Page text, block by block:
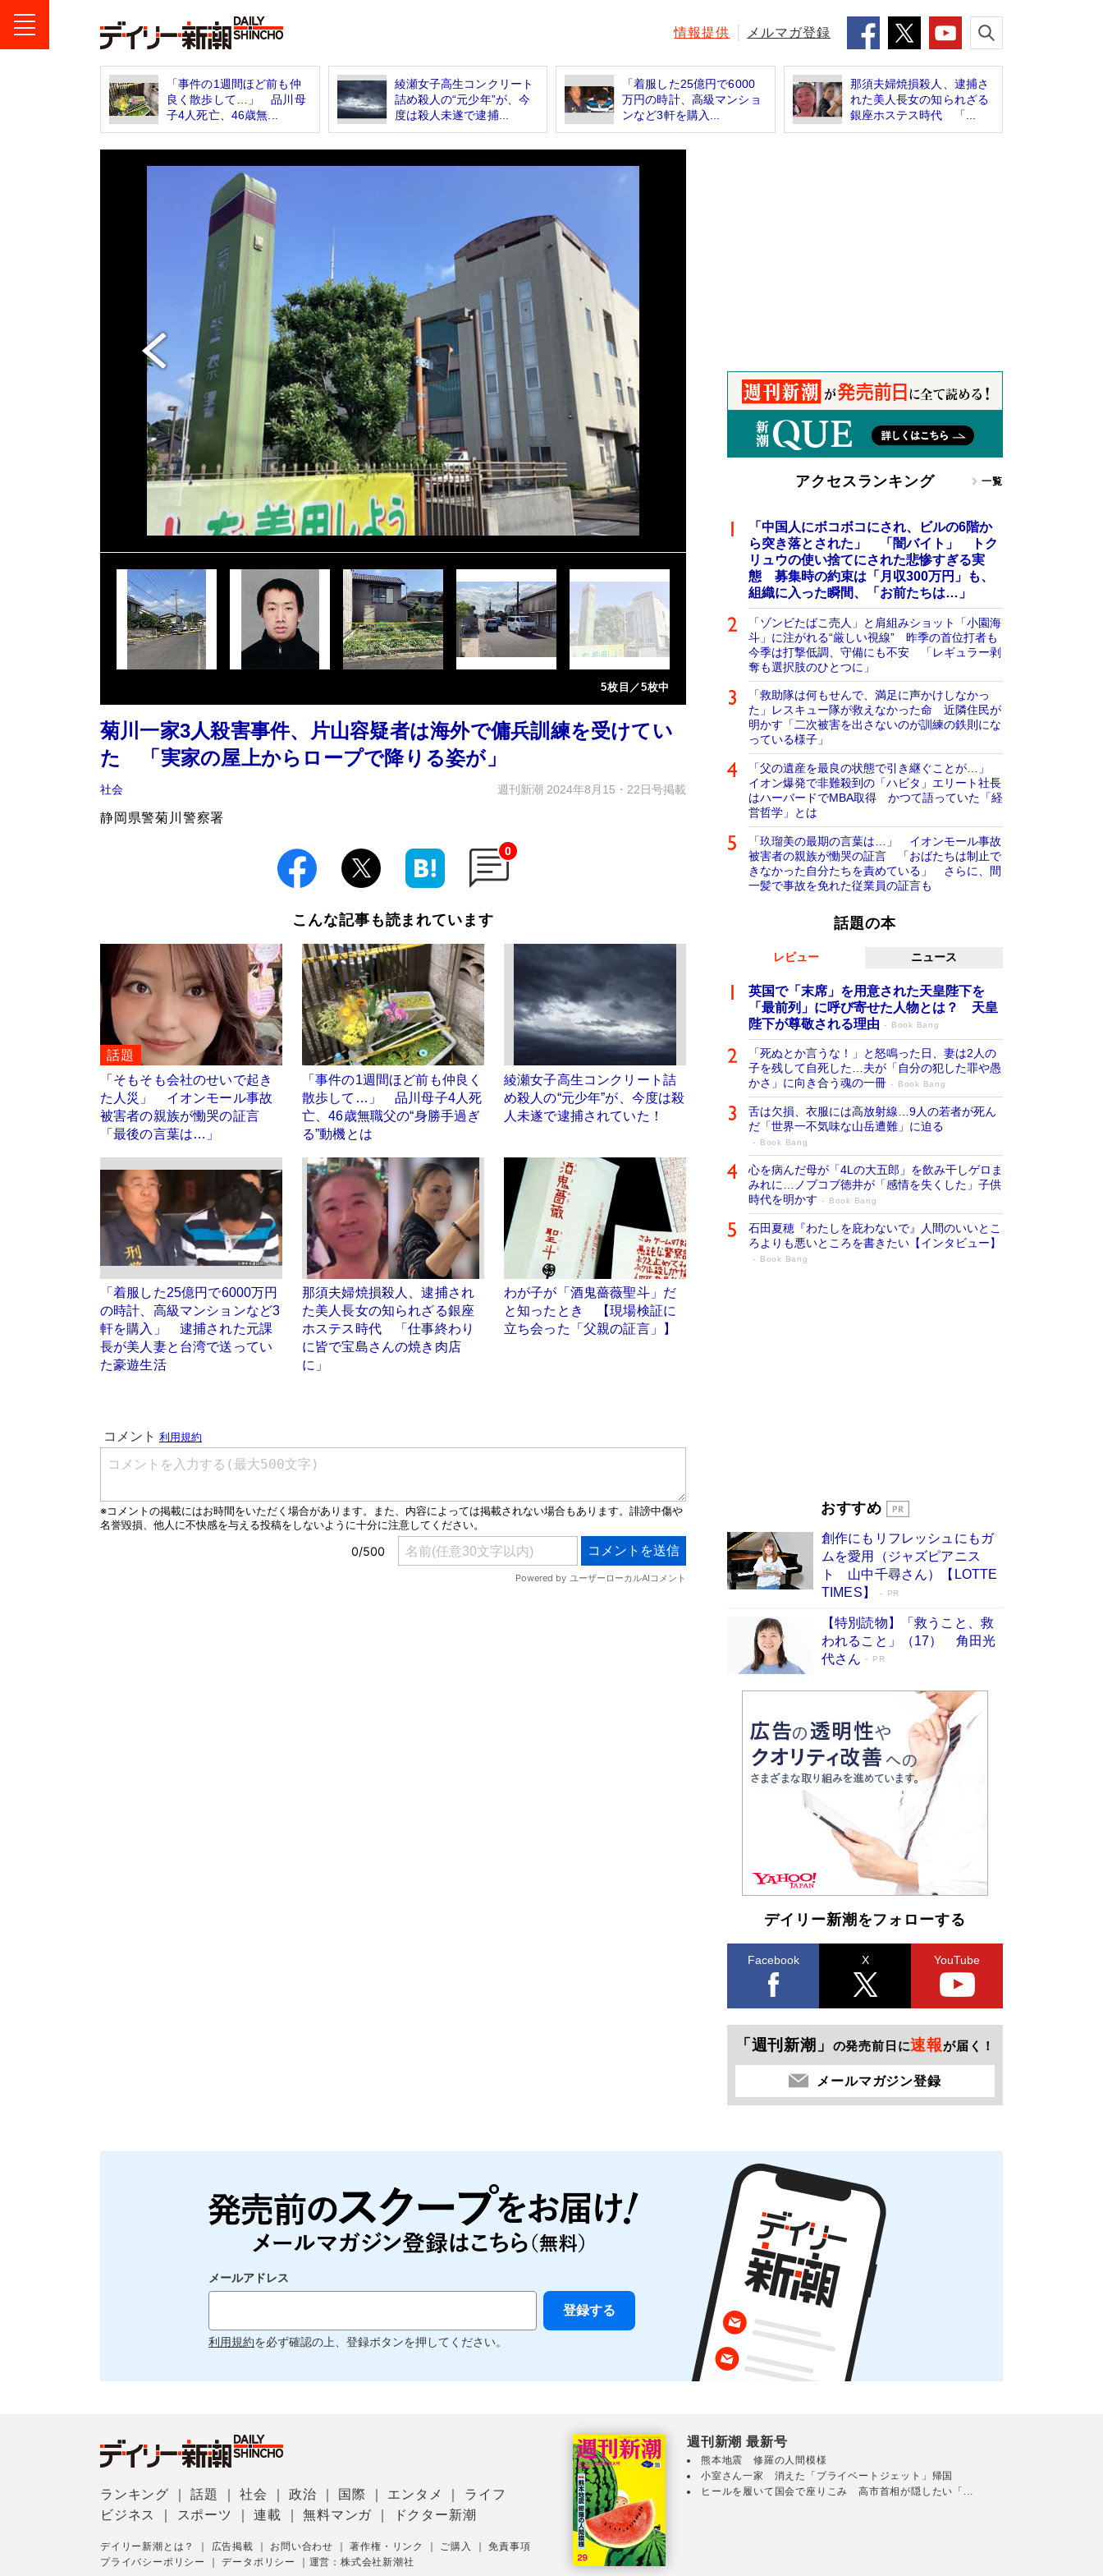
情報提供 メルマガ登録
「事件の1週間ほど前も仲
良く散歩して…」 品川母
子4人死亡、46歳無...
綾瀬女子高生コンクリート
詰め殺人の“元少年”が、今
度は殺人未遂で逮捕...
「着服した25億円で6000
万円の時計、高級マンショ
ンなど3軒を購入...
那須夫婦焼損殺人、逮捕さ
れた美人長女の知られざる
銀座ホステス時代 「...
5枚目／5枚中
菊川一家3人殺害事件、片山容疑者は海外で傭兵訓練を受けてい
た 「実家の屋上からロープで降りる姿が」
社会 週刊新潮 2024年8月15・22日号掲載
静岡県警菊川警察署
0
こんな記事も読まれています
話題
「そもそも会社のせいで起き
た人災」 イオンモール事故
被害者の親族が慟哭の証言
「最後の言葉は…」
「事件の1週間ほど前も仲良く
散歩して…」 品川母子4人死
亡、46歳無職父の“身勝手過ぎ
る”動機とは
綾瀬女子高生コンクリート詰
め殺人の“元少年”が、今度は殺
人未遂で逮捕されていた！
「着服した25億円で6000万円
の時計、高級マンションなど3
軒を購入」 逮捕された元課
長が美人妻と台湾で送ってい
た豪遊生活
那須夫婦焼損殺人、逮捕され
た美人長女の知られざる銀座
ホステス時代 「仕事終わり
に皆で宝島さんの焼き肉店
に」
わが子が「酒鬼薔薇聖斗」だ
と知ったとき 【現場検証に
立ち会った「父親の証言」】
アクセスランキング 一覧
「中国人にボコボコにされ、ビルの6階か
ら突き落とされた」 「闇バイト」 トク
リュウの使い捨てにされた悲惨すぎる実
態 募集時の約束は「月収300万円」も、
組織に入った瞬間、「お前たちは…」
「ゾンビたばこ売人」と肩組みショット「小園海
斗」に注がれる“厳しい視線” 昨季の首位打者も
今季は打撃低調、守備にも不安 「レギュラー剥
奪も選択肢のひとつに」
「救助隊は何もせんで、満足に声かけしなかっ
た」レスキュー隊が救えなかった命 近隣住民が
明かす「二次被害を出さないのが訓練の鉄則にな
っている様子」
「父の遺産を最良の状態で引き継ぐことが…」
イオン爆発で非難殺到の「ハビタ」エリート社長
はハーバードでMBA取得 かつて語っていた「経
営哲学」とは
「玖瑠美の最期の言葉は…」 イオンモール事故
被害者の親族が慟哭の証言 「おばたちは制止で
きなかった自分たちを責めている」 さらに、間
一髪で事故を免れた従業員の証言も
話題の本
レビュー ニュース
英国で「末席」を用意された天皇陛下を
「最前列」に呼び寄せた人物とは？ 天皇
陛下が尊敬される理由
Book Bang
「死ぬとか言うな！」と怒鳴った日、妻は2人の
子を残して自死した…夫が「自分の犯した罪や愚
かさ」に向き合う魂の一冊
Book Bang
舌は欠損、衣服には高放射線…9人の若者が死ん
だ「世界一不気味な山岳遭難」に迫る
Book Bang
心を病んだ母が「4Lの大五郎」を飲み干しゲロま
みれに…ノブコブ徳井が「感情を失くした」子供
時代を明かす
Book Bang
石田夏穂『わたしを庇わないで』人間のいいとこ
ろよりも悪いところを書きたい【インタビュー】
Book Bang
「『火垂るの墓』は、大嘘である」原作者が抱き
続けた“自責の念”とは…「自己憐憫は描きたくな
い」監督が徹底的にこだわったこと（後編） #
戦争の記憶
Book Bang
おすすめ
創作にもリフレッシュにもガ
ムを愛用（ジャズピアニス
ト 山中千尋さん）【LOTTE
TIMES】
PR
【特別読物】「救うこと、救
われること」（17） 角田光
代さん
PR
デイリー新潮をフォローする
Facebook X YouTube
「週刊新潮」 の発売前日に速報が届く！
メールマガジン登録
メールアドレス
利用規約を必ず確認の上、登録ボタンを押してください。
ランキング ｜話題 ｜社会 ｜政治 国際 エンタメ
ライフ
ビジネス
スポーツ ｜連載 ｜無料マンガ ドクター新潮
デイリー新潮とは？ 広告掲載 お問い合わせ ｜著作権・リンク ご購入 ｜免責事項
プライバシーポリシー
｜データポリシー 運営：株式会社新潮社
週刊新潮 最新号
熊本地震 修羅の人間模様
小室さん一家 消えた「プライベートジェット」帰国
ヒールを履いて国会で座りこみ 高市首相が隠したい「...